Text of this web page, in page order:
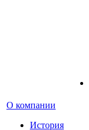
О компании
История